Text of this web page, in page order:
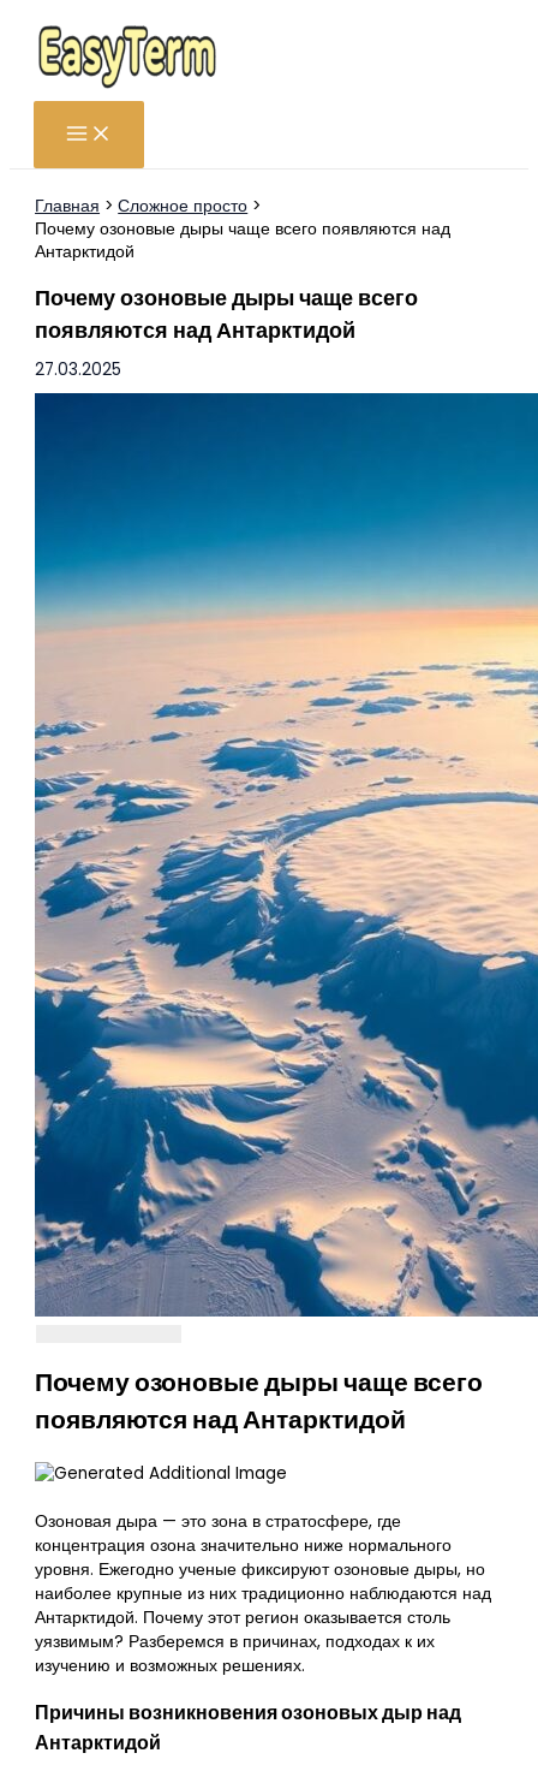
Перейти
содержимому
Главная
Сложное просто
Почему озоновые дыры чаще всего появляются над
Антарктидой
Почему озоновые дыры чаще всего
появляются над Антарктидой
27.03.2025
Почему озоновые дыры чаще всего
появляются над Антарктидой
Озоновая дыра — это зона в стратосфере, где
концентрация озона значительно ниже нормального
уровня. Ежегодно ученые фиксируют озоновые дыры, но
наиболее крупные из них традиционно наблюдаются над
Антарктидой. Почему этот регион оказывается столь
уязвимым? Разберемся в причинах, подходах к их
изучению и возможных решениях.
Причины возникновения озоновых дыр над
Антарктидой